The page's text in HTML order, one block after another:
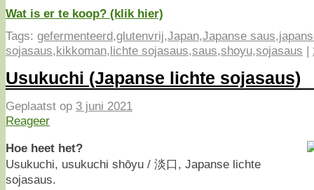
Wat is er te koop? (klik hier)
Tags: gefermenteerd,glutenvrij,Japan,Japanse saus,
sojasaus,kikkoman,lichte sojasaus,saus,shoyu,sojasaus |
Usukuchi (Japanse lichte sojasaus)
Geplaatst op 3 juni 2021
Reageer
Hoe heet het?
Usukuchi, usukuchi shōyu / 淡口, Japanse lichte
sojasaus.